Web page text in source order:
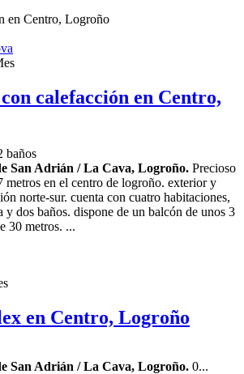
calefacción en Centro,
baños
San Adrián / La Cava, Logroño. Precioso
metros en el centro de logroño. exterior y
norte-sur. cuenta con cuatro habitaciones,
y dos baños. dispone de un balcón de unos 3
30 metros. ...
en Centro, Logroño
San Adrián / La Cava, Logroño. 0...